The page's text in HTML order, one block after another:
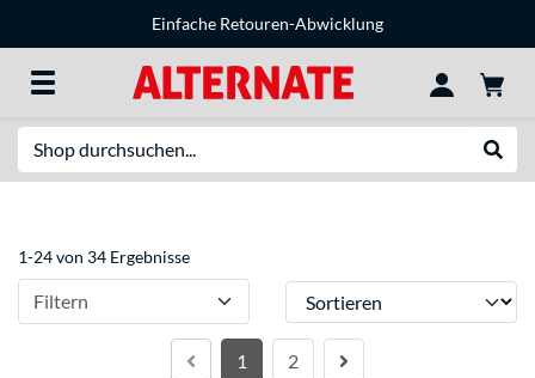
Einfache Retouren-Abwicklung
1-24 von 34 Ergebnisse
Filtern Sortieren
1 2